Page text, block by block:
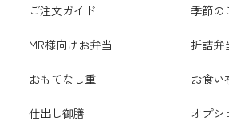
ご注文ガイド 季節の
MR様向けお弁当 折詰弁
おもてなし重 お食い
仕出し御膳 オプシ